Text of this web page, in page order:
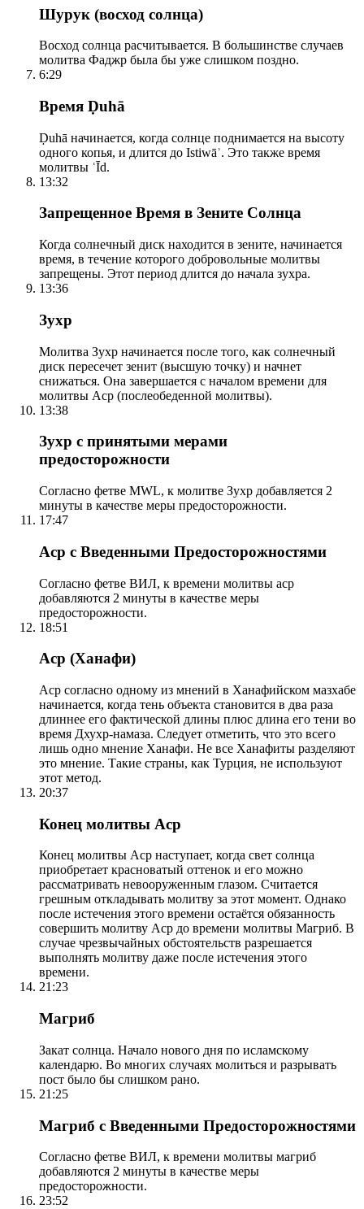
Шурук (восход солнца)
Восход солнца расчитывается. В большинстве случаев
молитва Фаджр была бы уже слишком поздно.
6:29
Время Ḍuhā
Ḍuhā начинается, когда солнце поднимается на высоту
одного копья, и длится до Istiwāʾ. Это также время
молитвы ʿĪd.
13:32
Запрещенное Время в Зените Солнца
Когда солнечный диск находится в зените, начинается
время, в течение которого добровольные молитвы
запрещены. Этот период длится до начала зухра.
13:36
Зухр
Молитва Зухр начинается после того, как солнечный
диск пересечет зенит (высшую точку) и начнет
снижаться. Она завершается с началом времени для
молитвы Аср (послеобеденной молитвы).
13:38
Зухр с принятыми мерами
предосторожности
Согласно фетве MWL, к молитве Зухр добавляется 2
минуты в качестве меры предосторожности.
17:47
Аср с Введенными Предосторожностями
Согласно фетве ВИЛ, к времени молитвы аср
добавляются 2 минуты в качестве меры
предосторожности.
18:51
Аср (Ханафи)
Аср согласно одному из мнений в Ханафийском мазхабе
начинается, когда тень объекта становится в два раза
длиннее его фактической длины плюс длина его тени во
время Дхухр-намаза. Следует отметить, что это всего
лишь одно мнение Ханафи. Не все Ханафиты разделяют
это мнение. Такие страны, как Турция, не используют
этот метод.
20:37
Конец молитвы Аср
Конец молитвы Аср наступает, когда свет солнца
приобретает красноватый оттенок и его можно
рассматривать невооруженным глазом. Считается
грешным откладывать молитву за этот момент. Однако
после истечения этого времени остаётся обязанность
совершить молитву Аср до времени молитвы Магриб. В
случае чрезвычайных обстоятельств разрешается
выполнять молитву даже после истечения этого
времени.
21:23
Магриб
Закат солнца. Начало нового дня по исламскому
календарю. Во многих случаях молиться и разрывать
пост было бы слишком рано.
21:25
Магриб с Введенными Предосторожностями
Согласно фетве ВИЛ, к времени молитвы магриб
добавляются 2 минуты в качестве меры
предосторожности.
23:52